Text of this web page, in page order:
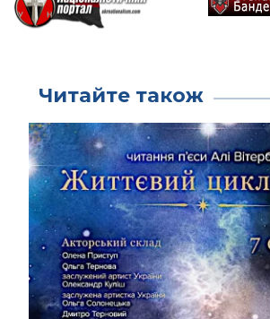
Читайте також